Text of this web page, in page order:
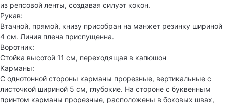
из репсовой ленты, создавая силуэт кокон.
Рукав:
Втачной, прямой, книзу присобран на манжет резинку шириной
4 см. Линия плеча приспущенна.
Воротник:
Стойка высотой 11 см, переходящая в капюшон
Карманы:
С однотонной стороны карманы прорезные, вертикальные с
листочкой шириной 5 см, глубокие. На стороне с буквенным
принтом карманы прорезные, расположены в боковых швах,